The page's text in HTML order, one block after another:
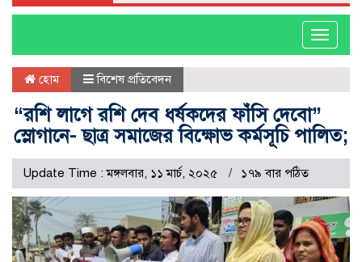
Toggle
হোম বিশেষ প্রতিবেদন
“রশি লাগে রশি দেব ধর্ষকদের ফাঁসি দেবো”
স্লোগানে- ছাত্র সমাজের বিক্ষোভ কর্মসূচি পালিত;
Update Time : মঙ্গলবার, ১১ মার্চ, ২০২৫ ১৭৯ বার পঠিত